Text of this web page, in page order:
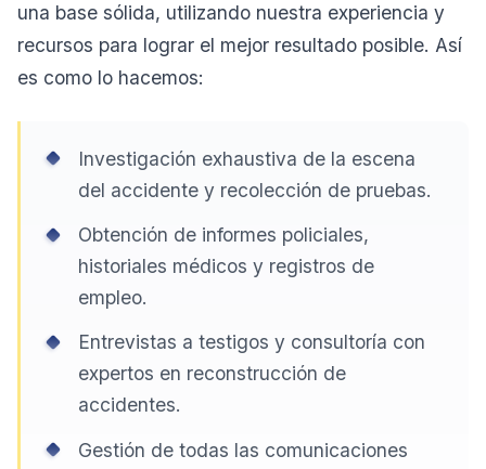
una base sólida, utilizando nuestra experiencia y
recursos para lograr el mejor resultado posible. Así
es como lo hacemos:
Investigación exhaustiva de la escena
del accidente y recolección de pruebas.
Obtención de informes policiales,
historiales médicos y registros de
empleo.
Entrevistas a testigos y consultoría con
expertos en reconstrucción de
accidentes.
Gestión de todas las comunicaciones